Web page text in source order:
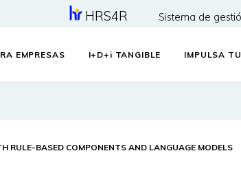
HRS4R Sistema de
EMPRESAS I+D+ i TANGIBLE IMPULSA
RULE-BASED COMPONENTS AND LANGUAGE MODELS